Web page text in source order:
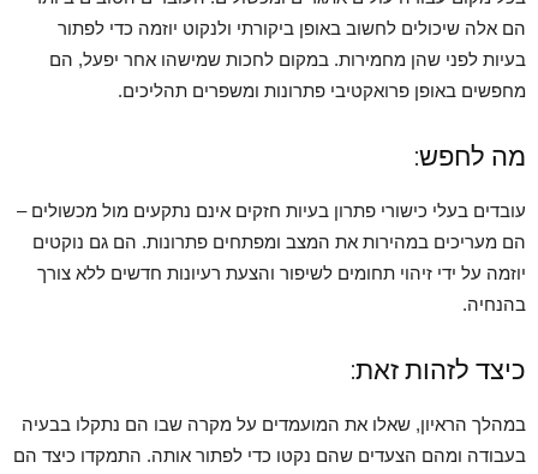
הם אלה שיכולים לחשוב באופן ביקורתי ולנקוט יוזמה כדי לפתור
בעיות לפני שהן מחמירות. במקום לחכות שמישהו אחר יפעל, הם
מחפשים באופן פרואקטיבי פתרונות ומשפרים תהליכים.
מה לחפש:
עובדים בעלי כישורי פתרון בעיות חזקים אינם נתקעים מול מכשולים –
הם מעריכים במהירות את המצב ומפתחים פתרונות. הם גם נוקטים
יוזמה על ידי זיהוי תחומים לשיפור והצעת רעיונות חדשים ללא צורך
בהנחיה.
כיצד לזהות זאת:
במהלך הראיון, שאלו את המועמדים על מקרה שבו הם נתקלו בבעיה
בעבודה ומהם הצעדים שהם נקטו כדי לפתור אותה. התמקדו כיצד הם